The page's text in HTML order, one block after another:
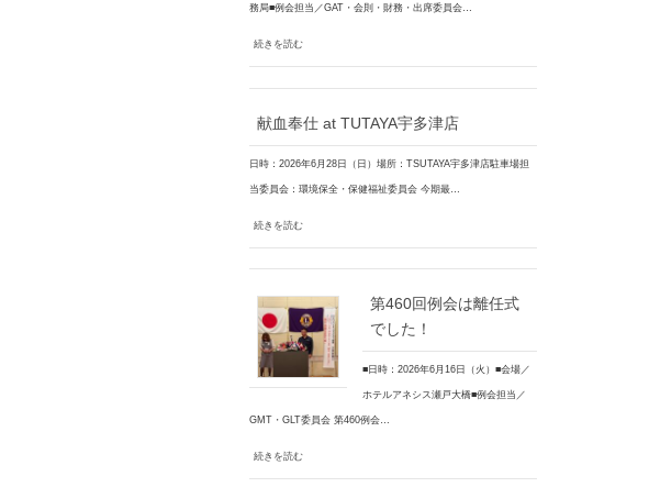
務局■例会担当／GAT・会則・財務・出席委員会…
続きを読む
献血奉仕 at TUTAYA宇多津店
日時：2026年6月28日（日）場所：TSUTAYA宇多津店駐車場担
当委員会：環境保全・保健福祉委員会 今期最…
続きを読む
第460回例会は離任式
でした！
■日時：2026年6月16日（火）■会場／
ホテルアネシス瀬戸大橋■例会担当／
GMT・GLT委員会 第460例会…
続きを読む